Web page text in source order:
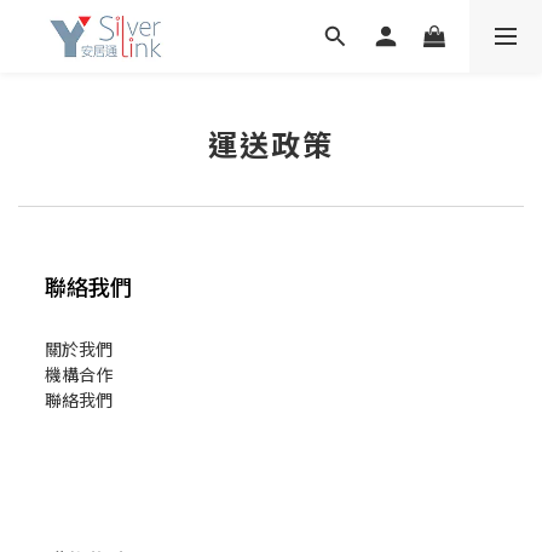
運送政策
聯絡我們
關於我們
機構合作
聯絡我們